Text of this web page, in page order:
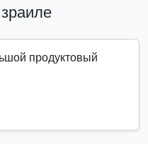
продуктовый